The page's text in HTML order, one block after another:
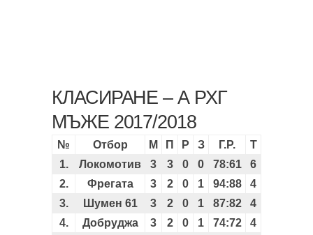
КЛАСИРАНЕ – А РХГ
МЪЖЕ 2017/2018
№ Отбор М П Р З Г.Р.
Т
1.
Локомотив 3 3 0 0 78:61
6
2.
Фрегата 3 2 0 1 94:88
4
3.
Шумен 61 3 2 0 1 87:82
4
4.
Добруджа 3 2 0 1 74:72
4